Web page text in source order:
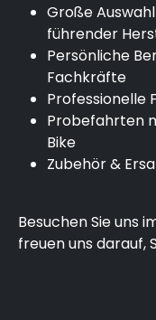
Große
führender
Persönliche
Fachkräfte
Probefahrten
Bike
Zubehör &
Besuchen Sie uns
freuen uns darauf,